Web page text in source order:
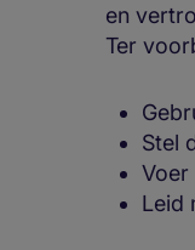
en
Ter
Stel
Voer
Leid